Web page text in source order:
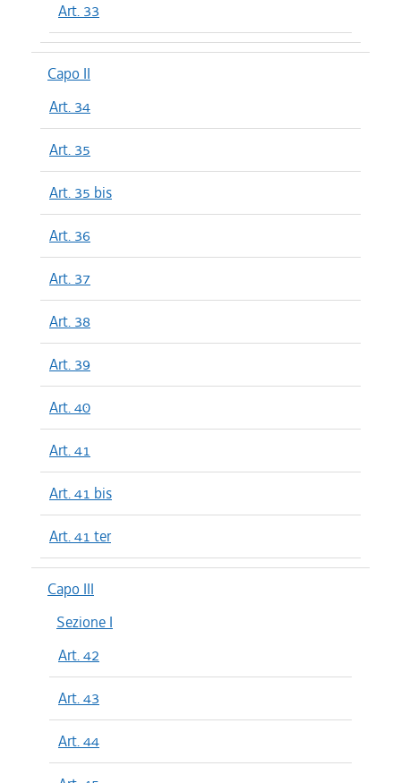
Art. 33
Capo II
Art. 34
Art. 35
Art. 35 bis
Art. 36
Art. 37
Art. 38
Art. 39
Art. 40
Art. 41
Art. 41 bis
Art. 41 ter
Capo III
Sezione I
Art. 42
Art. 43
Art. 44